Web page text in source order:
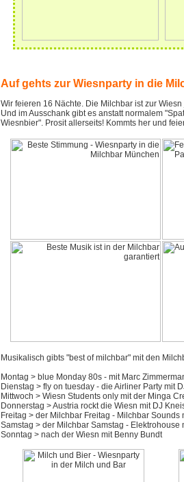
Auf gehts zur Wiesnparty in die
Wir feieren 16 Nächte. Die Milchbar ist zur
Und im Ausschank gibt es anstatt normalem
Wiesnbier". Prosit allerseits! Kommts her und
Musikalisch gibts "best of milchbar" mit den
Montag > blue Monday 80s - mit Marc
Dienstag > fly on tuesday - die Airliner Party mit
Mittwoch > Wiesn Students only mit der Minga
Donnerstag > Austria rockt die Wiesn mit DJ
Freitag > der Milchbar Freitag - Milchbar Sounds
Samstag > der Milchbar Samstag - Elektrohouse
Sonntag > nach der Wiesn mit Benny Bundt